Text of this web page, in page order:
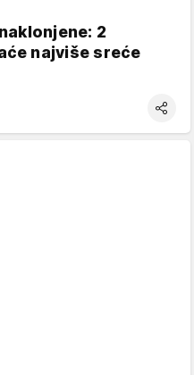
2
najviše sreće